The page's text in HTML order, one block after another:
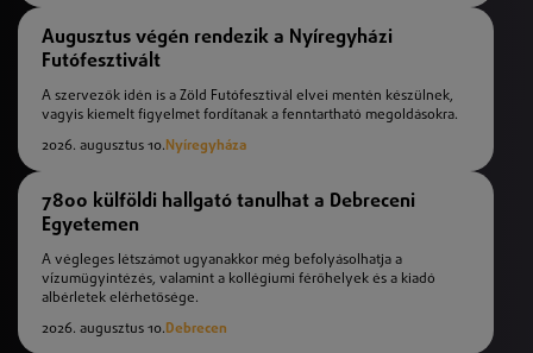
Augusztus végén rendezik a Nyíregyházi
Futófesztivált
A szervezők idén is a Zöld Futófesztivál elvei mentén készülnek,
vagyis kiemelt figyelmet fordítanak a fenntartható megoldásokra.
2026. augusztus 10. Nyíregyháza
7800 külföldi hallgató tanulhat a Debreceni
Egyetemen
A végleges létszámot ugyanakkor még befolyásolhatja a
vízumügyintézés, valamint a kollégiumi férőhelyek és a kiadó
albérletek elérhetősége.
2026. augusztus 10.Debrecen